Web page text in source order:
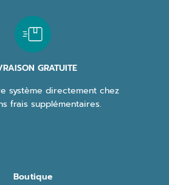
GRATUITE
système directement chez
frais supplémentaires.
Boutique